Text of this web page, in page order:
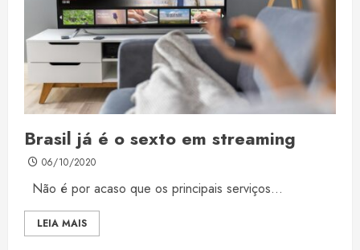
Brasil já é o sexto em streaming
06/10/2020
Não é por acaso que os principais serviços...
LEIA MAIS